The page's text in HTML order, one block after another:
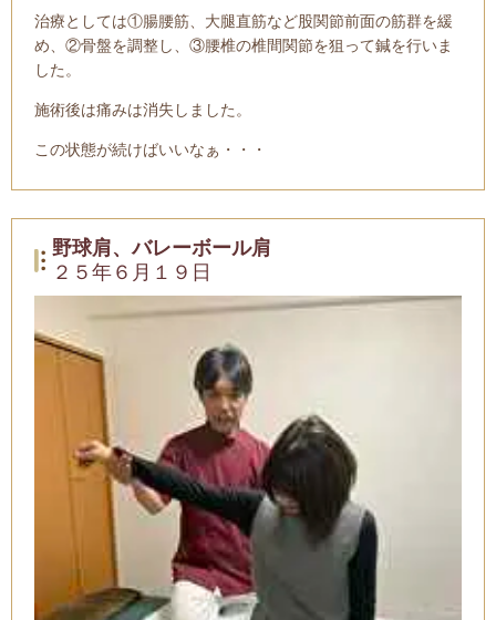
治療としては①腸腰筋、大腿直筋など股関節前面の筋群を緩
め、②骨盤を調整し、③腰椎の椎間関節を狙って鍼を行いま
した。
施術後は痛みは消失しました。
この状態が続けばいいなぁ・・・
野球肩、バレーボール肩
２５年６月１９日